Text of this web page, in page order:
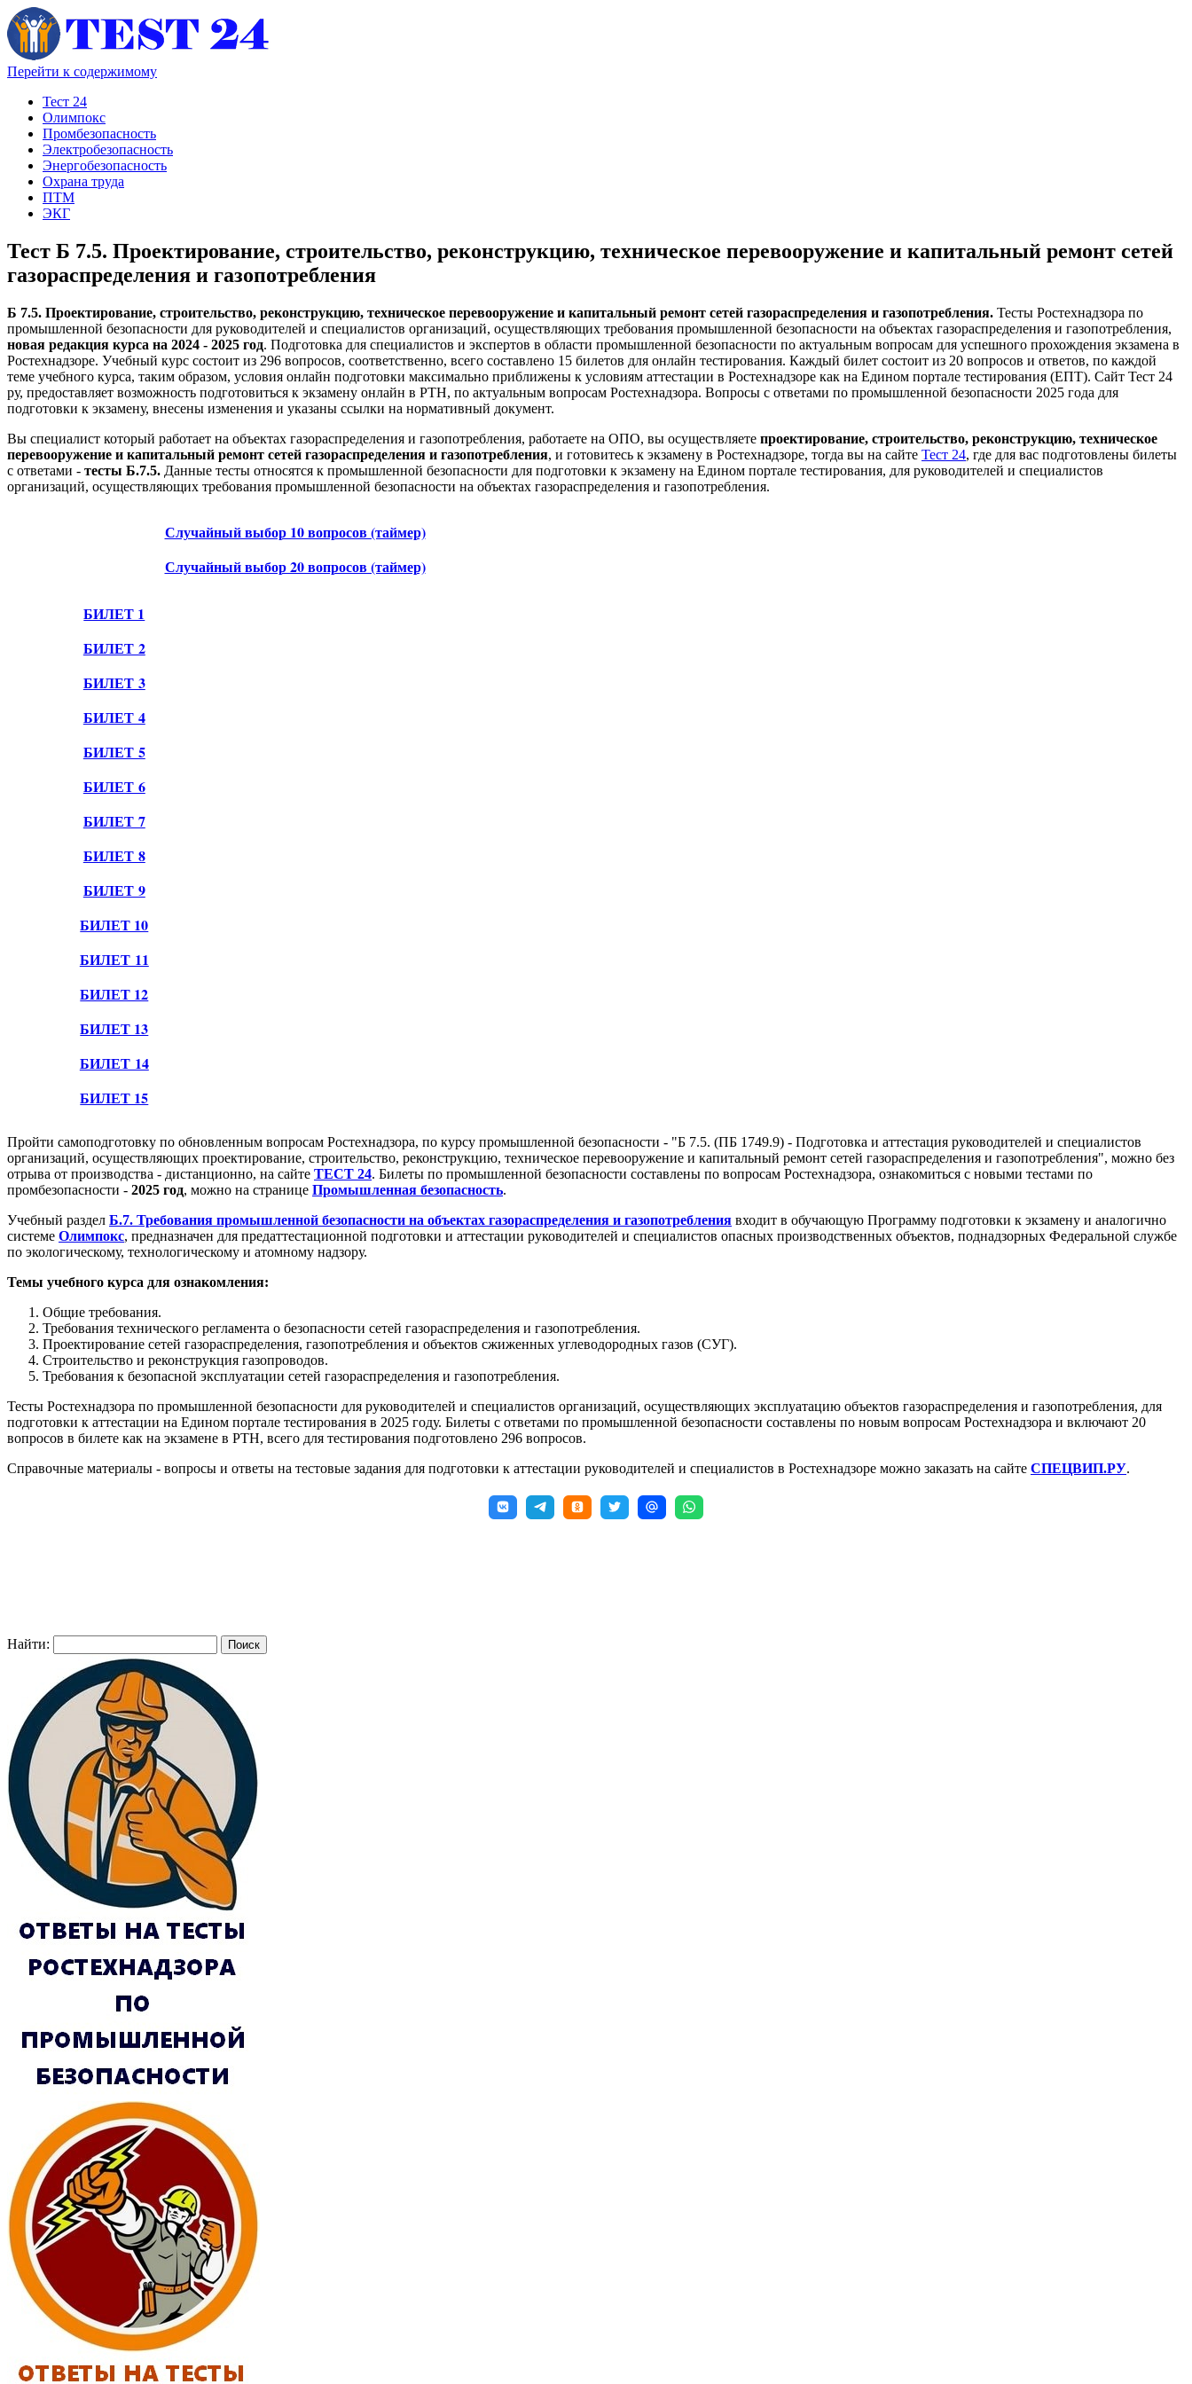
Перейти к содержимому
Тест 24
Олимпокс
Промбезопасность
Электробезопасность
Энергобезопасность
Охрана труда
ПТМ
ЭКГ
Тест Б 7.5. Проектирование, строительство, реконструкцию, техническое перевооружение и капитальный ремонт сетей
газораспределения и газопотребления
Б 7.5. Проектирование, строительство, реконструкцию, техническое перевооружение и капитальный ремонт сетей газораспределения и газопотребления. Тесты Ростехнадзора по
промышленной безопасности для руководителей и специалистов организаций, осуществляющих требования промышленной безопасности на объектах газораспределения и газопотребления,
новая редакция курса на 2024 - 2025 год. Подготовка для специалистов и экспертов в области промышленной безопасности по актуальным вопросам для успешного прохождения экзамена в
Ростехнадзоре. Учебный курс состоит из 296 вопросов, соответственно, всего составлено 15 билетов для онлайн тестирования. Каждый билет состоит из 20 вопросов и ответов, по каждой
теме учебного курса, таким образом, условия онлайн подготовки максимально приближены к условиям аттестации в Ростехнадзоре как на Едином портале тестирования (ЕПТ). Сайт Тест 24
ру, предоставляет возможность подготовиться к экзамену онлайн в РТН, по актуальным вопросам Ростехнадзора. Вопросы с ответами по промышленной безопасности 2025 года для
подготовки к экзамену, внесены изменения и указаны ссылки на нормативный документ.
Вы специалист который работает на объектах газораспределения и газопотребления, работаете на ОПО, вы осуществляете проектирование, строительство, реконструкцию, техническое
перевооружение и капитальный ремонт сетей газораспределения и газопотребления, и готовитесь к экзамену в Ростехнадзоре, тогда вы на сайте Тест 24, где для вас подготовлены билеты
с ответами - тесты Б.7.5. Данные тесты относятся к промышленной безопасности для подготовки к экзамену на Едином портале тестирования, для руководителей и специалистов
организаций, осуществляющих требования промышленной безопасности на объектах газораспределения и газопотребления.
Случайный выбор 10 вопросов (таймер)
Случайный выбор 20 вопросов (таймер)
БИЛЕТ 1
БИЛЕТ 2
БИЛЕТ 3
БИЛЕТ 4
БИЛЕТ 5
БИЛЕТ 6
БИЛЕТ 7
БИЛЕТ 8
БИЛЕТ 9
БИЛЕТ 10
БИЛЕТ 11
БИЛЕТ 12
БИЛЕТ 13
БИЛЕТ 14
БИЛЕТ 15
Пройти самоподготовку по обновленным вопросам Ростехнадзора, по курсу промышленной безопасности - "Б 7.5. (ПБ 1749.9) - Подготовка и аттестация руководителей и специалистов
организаций, осуществляющих проектирование, строительство, реконструкцию, техническое перевооружение и капитальный ремонт сетей газораспределения и газопотребления", можно без
отрыва от производства - дистанционно, на сайте ТЕСТ 24. Билеты по промышленной безопасности составлены по вопросам Ростехнадзора, ознакомиться с новыми тестами по
промбезопасности - 2025 год, можно на странице Промышленная безопасность.
Учебный раздел Б.7. Требования промышленной безопасности на объектах газораспределения и газопотребления входит в обучающую Программу подготовки к экзамену и аналогично
системе Олимпокс, предназначен для предаттестационной подготовки и аттестации руководителей и специалистов опасных производственных объектов, поднадзорных Федеральной службе
по экологическому, технологическому и атомному надзору.
Темы учебного курса для ознакомления:
Общие требования.
Требования технического регламента о безопасности сетей газораспределения и газопотребления.
Проектирование сетей газораспределения, газопотребления и объектов сжиженных углеводородных газов (СУГ).
Строительство и реконструкция газопроводов.
Требования к безопасной эксплуатации сетей газораспределения и газопотребления.
Тесты Ростехнадзора по промышленной безопасности для руководителей и специалистов организаций, осуществляющих эксплуатацию объектов газораспределения и газопотребления, для
подготовки к аттестации на Едином портале тестирования в 2025 году. Билеты с ответами по промышленной безопасности составлены по новым вопросам Ростехнадзора и включают 20
вопросов в билете как на экзамене в РТН, всего для тестирования подготовлено 296 вопросов.
Справочные материалы - вопросы и ответы на тестовые задания для подготовки к аттестации руководителей и специалистов в Ростехнадзоре можно заказать на сайте СПЕЦВИП.РУ.
Найти: